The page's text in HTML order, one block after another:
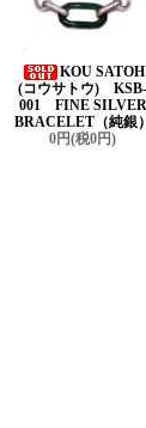
KOU SATOH
(コウサトウ) KSB-
001 FINE SILVER
BRACELET（純銀）
0円(税0円)